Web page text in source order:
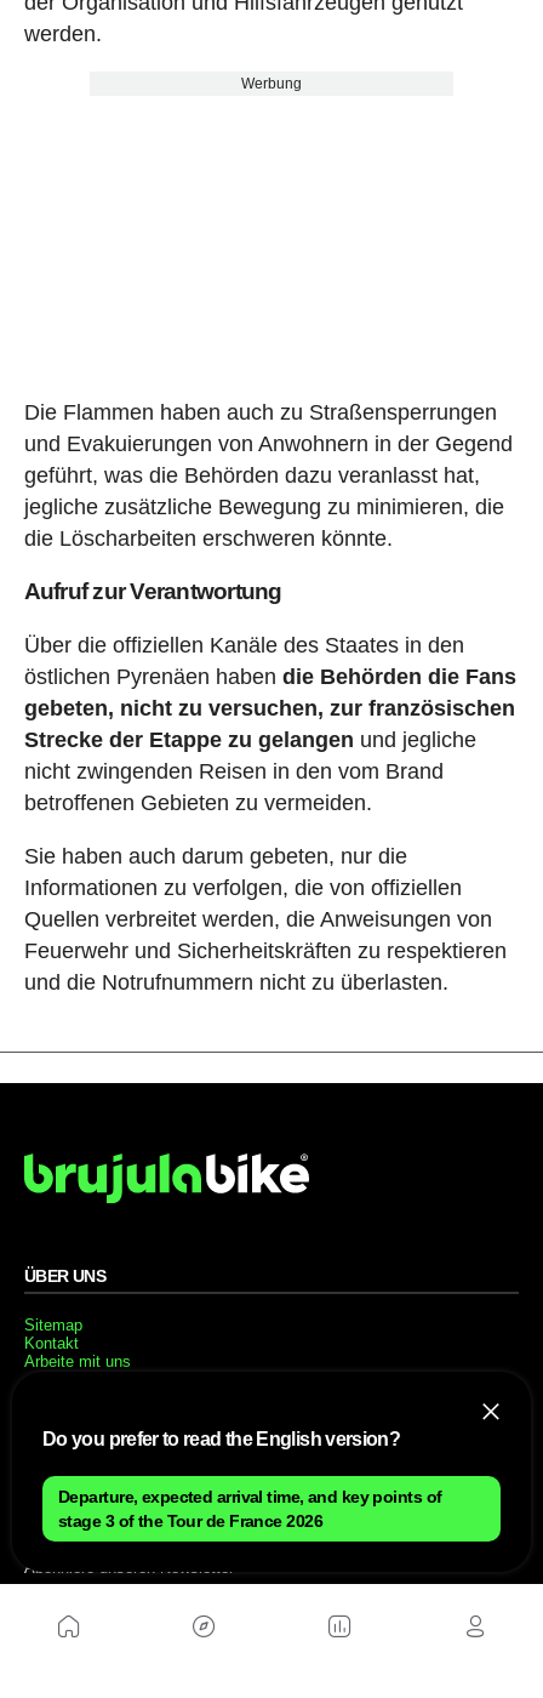
werden.
Werbung
Die Flammen haben auch zu Straßensperrungen
und Evakuierungen von Anwohnern in der Gegend
geführt, was die Behörden dazu veranlasst hat,
jegliche zusätzliche Bewegung zu minimieren, die
die Löscharbeiten erschweren könnte.
Aufruf zur Verantwortung
Über die offiziellen Kanäle des Staates in den
östlichen Pyrenäen haben die Behörden die Fans
gebeten, nicht zu versuchen, zur französischen
Strecke der Etappe zu gelangen und jegliche
nicht zwingenden Reisen in den vom Brand
betroffenen Gebieten zu vermeiden.
Sie haben auch darum gebeten, nur die
Informationen zu verfolgen, die von offiziellen
Quellen verbreitet werden, die Anweisungen von
Feuerwehr und Sicherheitskräften zu respektieren
und die Notrufnummern nicht zu überlasten.
ÜBER UNS
Sitemap
Kontakt
Arbeite mit uns
FOLGE UNS
Abonniere unseren Newsletter
Senden
Do you prefer to read the English version?
Departure, expected arrival time, and key points of
stage 3 of the Tour de France 2026